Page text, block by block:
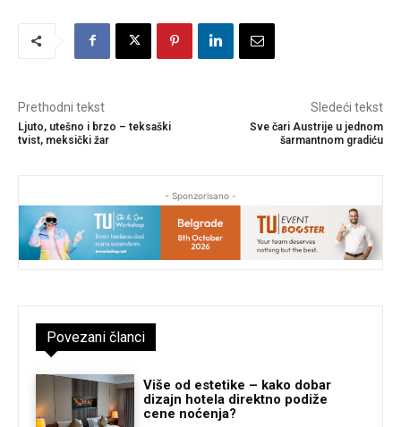
Prethodni tekst
Ljuto, utešno i brzo – teksaški
tvist, meksički žar
Sledeći tekst
Sve čari Austrije u jednom
šarmantnom gradiću
- Sponzorisano -
Povezani članci
Više od estetike – kako dobar
dizajn hotela direktno podiže
cene noćenja?